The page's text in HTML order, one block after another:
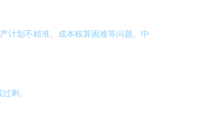
计划不精准、成本核算困难等问题。中
剩。